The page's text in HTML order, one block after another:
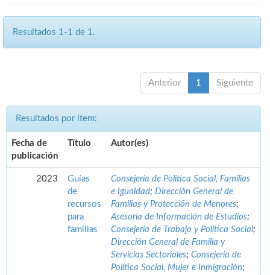
Resultados 1-1 de 1.
Anterior 1 Siguiente
Resultados por ítem:
Fecha de
publicación
Título Autor(es)
2023
Guías
de
recursos
para
familias
Consejería de Política Social, Familias
e Igualdad; Dirección General de
Familias y Protección de Menores;
Asesoría de Información de Estudios;
Consejería de Trabajo y Política Social;
Dirección General de Familia y
Servicios Sectoriales; Consejería de
Política Social, Mujer e Inmigración;